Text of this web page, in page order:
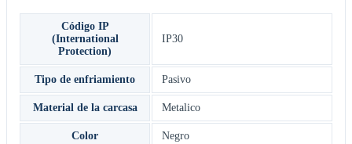
Código IP
(International
Protection)
IP30
Tipo de enfriamiento Pasivo
Material de la carcasa Metalico
Color Negro